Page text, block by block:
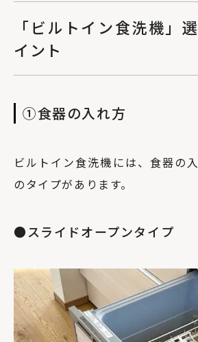
「ビルトイン食洗機」
イント
①食器の入れ方
ビルトイン食洗機には、食器の
のタイプがあります。
●スライドオープンタイプ